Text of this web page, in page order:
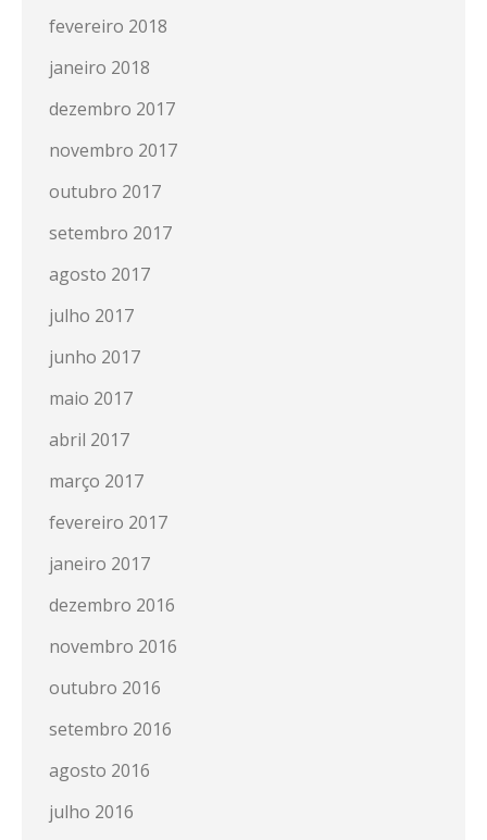
fevereiro 2018
janeiro 2018
dezembro 2017
novembro 2017
outubro 2017
setembro 2017
agosto 2017
julho 2017
junho 2017
maio 2017
abril 2017
março 2017
fevereiro 2017
janeiro 2017
dezembro 2016
novembro 2016
outubro 2016
setembro 2016
agosto 2016
julho 2016